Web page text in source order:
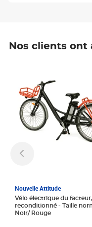
Nos clients ont
Nouvelle Attitude
Vélo électrique du facteur,
reconditionné - Taille normale -
Noir/ Rouge